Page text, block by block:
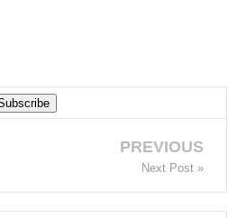
PREVIOUS
Next Post »